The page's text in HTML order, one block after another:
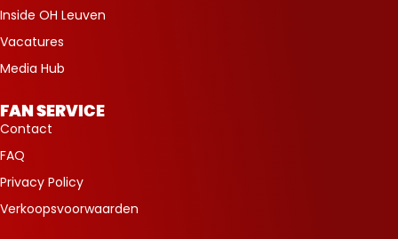
Inside OH Leuven
Vacatures
Media Hub
FAN SERVICE
Contact
FAQ
Privacy Policy
Verkoopsvoorwaarden